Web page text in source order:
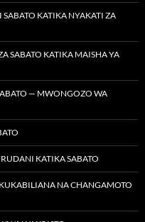
KATIKA NYAKATI ZA
SABATO KATIKA MAISHA YA
— MWONGOZO WA
KATIKA SABATO
NA CHANGAMOTO